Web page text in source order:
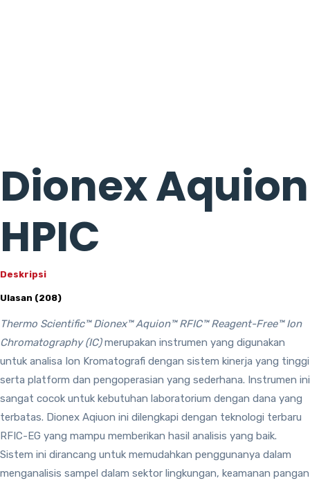
Dionex Aquion
HPIC
Deskripsi
Ulasan (208)
Thermo Scientific™ Dionex™ Aquion™ RFIC™ Reagent-Free™ Ion
Chromatography (IC)merupakan instrumen yang digunakan
untuk analisa Ion Kromatografi dengan sistem kinerja yang tinggi
serta platform dan pengoperasian yang sederhana. Instrumen ini
sangat cocok untuk kebutuhan laboratorium dengan dana yang
terbatas. Dionex Aqiuon ini dilengkapi dengan teknologi terbaru
RFIC-EG yang mampu memberikan hasil analisis yang baik.
Sistem ini dirancang untuk memudahkan penggunanya dalam
menganalisis sampel dalam sektor lingkungan, keamanan pangan